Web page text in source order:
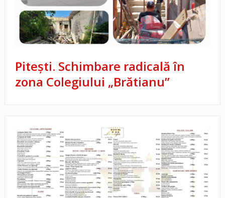
Pitești. Schimbare radicală în
zona Colegiului „Brătianu”